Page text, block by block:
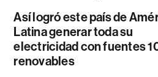
Así logró este país de
Latina generar toda su
electricidad con fuentes
renovables